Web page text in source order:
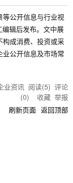
等公开信息与行业视
辑后发布。文中展
成消费、投资或采
公开信息及市场常
业资讯 阅读(5) 评论
(0) 收藏 举报
刷新页面 返回顶部